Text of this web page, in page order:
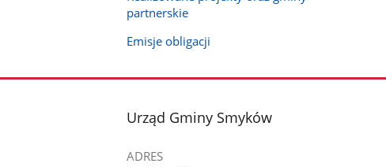
partnerskie
Emisje obligacji
stopka
Urząd Gminy Smyków
ADRES